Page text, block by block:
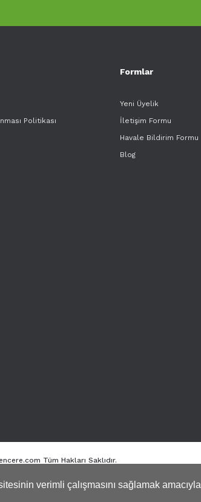
verimli çalışmasını sağlamak
Politikası
Formlar
Yeni Üyelik
İletişim Formu
Havale Bildirim Formu
Blog
Tüm Hakları Saklıdır.